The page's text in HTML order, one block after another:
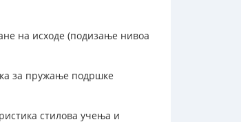
на исходе (подизање нивоа
за пружање подршке
стилова учења и